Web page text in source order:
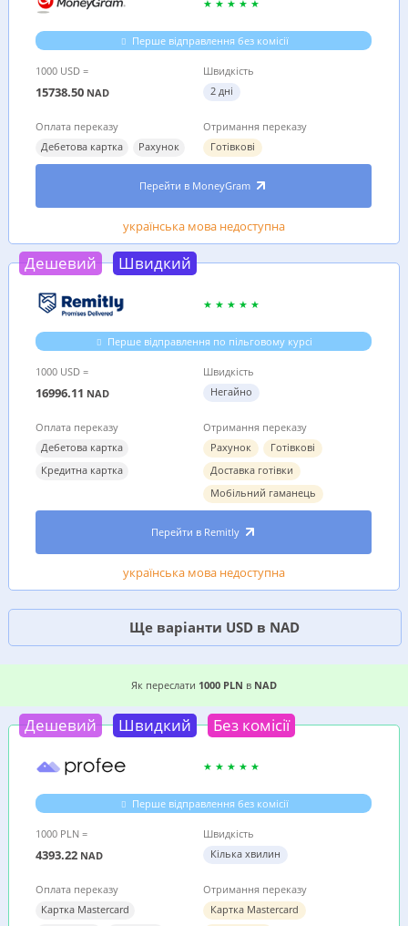
Перше відправлення без комісії
1000 USD =
15738.50 NAD
Швидкість
2 дні
Оплата переказу
Дебетова картка
Рахунок
Отримання переказу
Готівкові
Перейти в MoneyGram
українська мова недоступна
Дешевий Швидкий
Перше відправлення по пільговому курсі
1000 USD =
16996.11 NAD
Швидкість
Негайно
Оплата переказу
Дебетова картка
Кредитна картка
Отримання переказу
Рахунок
Готівкові
Доставка готівки
Мобільний гаманець
Перейти в Remitly
українська мова недоступна
Ще варіанти USD в NAD
2 ВИГІДНИХ ВАРІАНТИ, ДЕ ДЕШЕВШЕ
Як переслати 1000 PLN в NAD
Дешевий Швидкий Без комісії
Перше відправлення без комісії
1000 PLN =
4393.22 NAD
Швидкість
Кілька хвилин
Оплата переказу
Картка Mastercard
Отримання переказу
Картка Mastercard